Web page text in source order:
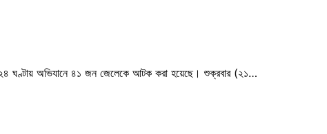
২৪ ঘণ্টায় অভিযানে ৪১ জন জেলেকে আটক করা হয়েছে। শুক্রবার (২১…